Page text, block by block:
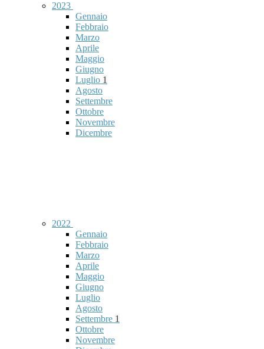
2023
Gennaio
Febbraio
Marzo
Aprile
Maggio
Giugno
Luglio 1
Agosto
Settembre
Ottobre
Novembre
Dicembre
2022
Gennaio
Febbraio
Marzo
Aprile
Maggio
Giugno
Luglio
Agosto
Settembre 1
Ottobre
Novembre